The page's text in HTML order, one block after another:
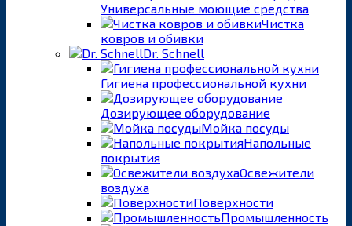
Универсальные моющие средства
Чистка
ковров и обивки
Dr. Schnell
Гигиена профессиональной кухни
Дозирующее оборудование
Мойка посуды
Напольные
покрытия
Освежители
воздуха
Поверхности
Промышленность